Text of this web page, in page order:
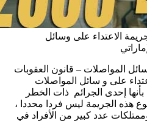
الاعتداء على وسائل
المواصلات – قانون العقوبات
على و سائل المواصلات
بأنها إحدى الجرائم ذات الخطر
هذه الجريمة ليس فردا محددا ،
عدد كبير من الأفراد في